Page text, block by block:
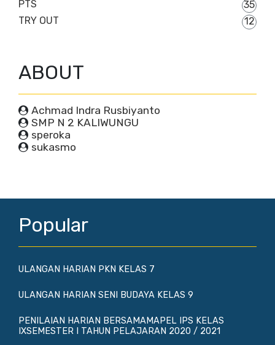
PTS
35
TRY OUT
12
ABOUT
Achmad Indra Rusbiyanto
SMP N 2 KALIWUNGU
speroka
sukasmo
Popular
ULANGAN HARIAN PKN KELAS 7
ULANGAN HARIAN SENI BUDAYA KELAS 9
PENILAIAN HARIAN BERSAMAMAPEL IPS KELAS
IXSEMESTER I TAHUN PELAJARAN 2020 / 2021